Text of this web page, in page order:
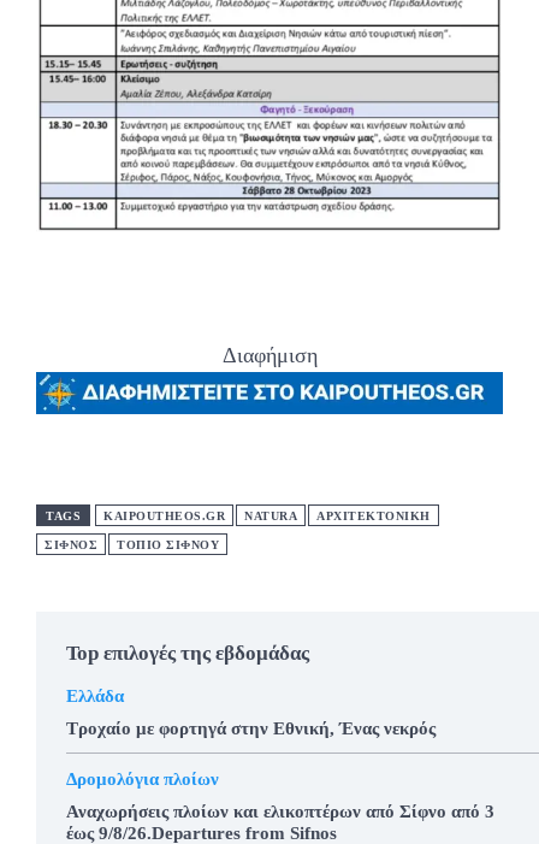
Διαφήμιση
TAGS KAIPOUTHEOS.GR NATURA ΑΡΧΙΤΕΚΤΟΝΙΚΗ
ΣΊΦΝΟΣ ΤΟΠΙΟ ΣΙΦΝΟΥ
Top επιλογές της εβδομάδας
Ελλάδα
Τροχαίο με φορτηγά στην Εθνική, Ένας νεκρός
Δρομολόγια πλοίων
Αναχωρήσεις πλοίων και ελικοπτέρων από Σίφνο από 3
έως 9/8/26.Departures from Sifnos